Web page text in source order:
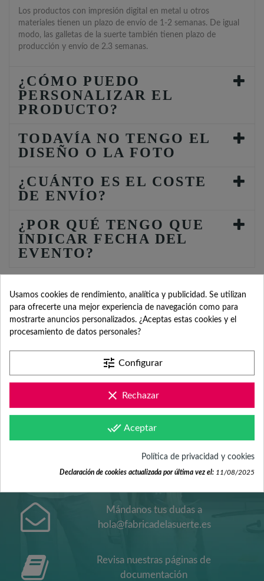
Los productos con impresión digital en metal u otros
materiales tienen un plazo de envío de 1-2 semanas. De igual
modo, las galletas de la suerte también tienen plazo de
producción y envío de 2.3 semanas.
¿CÓMO PUEDO
PERSONALIZAR EL
PRODUCTO?
TODAVÍA NO TENGO EL
DISEÑO O LA FOTO
¿CUÁNTO ES EL COSTE
DE ENVÍO?
¿POR QUÉ TENGO QUE
INDICAR FECHA DEL
EVENTO?
SERVICIO DE
ATENCIÓN AL
CLIENTE
Contacta con nosotros +34 965 731 401
Mándanos tus dudas a
hola@fabricadelasuerte.es
Revisa nuestras páginas de
documentación
Usamos cookies de rendimiento, analítica y publicidad. Se utilizan
para ofrecerte una mejor experiencia de navegación como para
mostrarte anuncios personalizados. ¿Aceptas estas cookies y el
procesamiento de datos personales?
tune Configurar
clear Rechazar
done_all Aceptar
Política de privacidad y cookies
Declaración de cookies actualizada por última vez el: 11/08/2025